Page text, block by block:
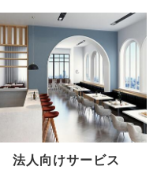
法人向けサービス